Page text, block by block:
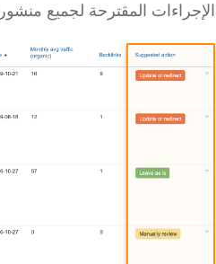
الإجراءات المقترحة لجميع